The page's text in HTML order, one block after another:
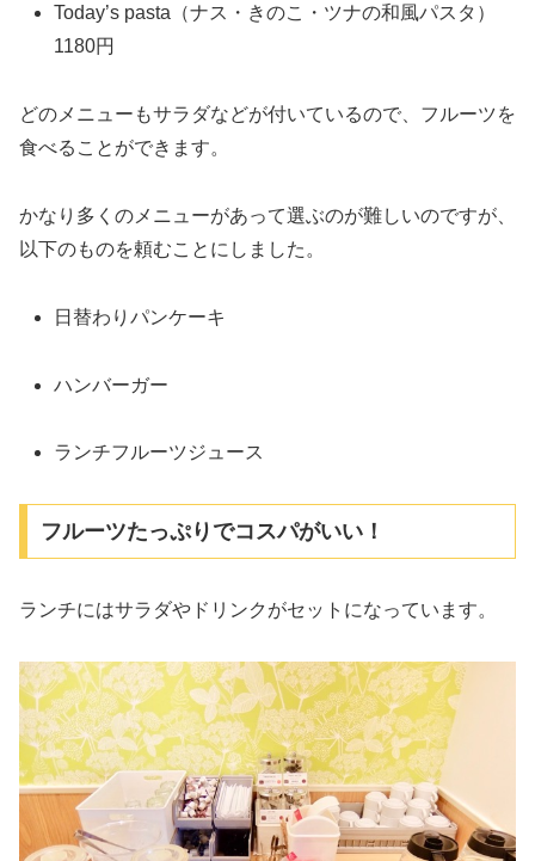
Today’s pasta（ナス・きのこ・ツナの和風パスタ）
1180円
どのメニューもサラダなどが付いているので、フルーツを
食べることができます。
かなり多くのメニューがあって選ぶのが難しいのですが、
以下のものを頼むことにしました。
日替わりパンケーキ
ハンバーガー
ランチフルーツジュース
フルーツたっぷりでコスパがいい！
ランチにはサラダやドリンクがセットになっています。